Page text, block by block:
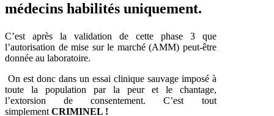
médecins habilités uniquement.
C’est après la validation de cette phase 3 que
l’autorisation de mise sur le marché (AMM) peut-être
donnée au laboratoire.
On est donc dans un essai clinique sauvage imposé à
toute la population par la peur et le chantage,
l’extorsion de consentement. C’est tout
simplement CRIMINEL !